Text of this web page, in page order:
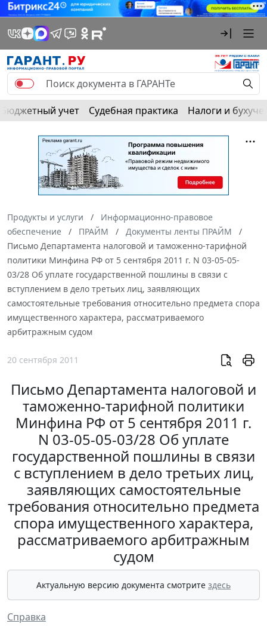
Бюджетный учет Судебная практика Налоги и
Продукты и услуги
Информационно-правовое
обеспечение
ПРАЙМ
Документы ленты ПРАЙМ
Письмо Департамента налоговой и таможенно-тарифной
политики Минфина РФ от 5 сентября 2011 г. N 03-05-05-
03/28 Об уплате государственной пошлины в связи с
вступлением в дело третьих лиц, заявляющих
самостоятельные требования относительно предмета спора
имущественного характера, рассматриваемого
арбитражным судом
20 сентября 2011
Письмо Департамента налоговой и
таможенно-тарифной политики
Минфина РФ от 5 сентября 2011 г.
N 03-05-05-03/28 Об уплате
государственной пошлины в связи
с вступлением в дело третьих лиц,
заявляющих самостоятельные
требования относительно предмета
спора имущественного характера,
рассматриваемого арбитражным
судом
Актуальную версию документа смотрите здесь
Справка